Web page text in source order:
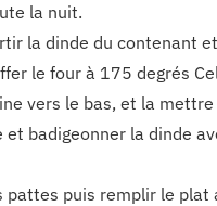
la nuit.
la dinde du contenant
le four à 175 degrés
vers le bas, et la
badigeonner la dinde
puis remplir le plat